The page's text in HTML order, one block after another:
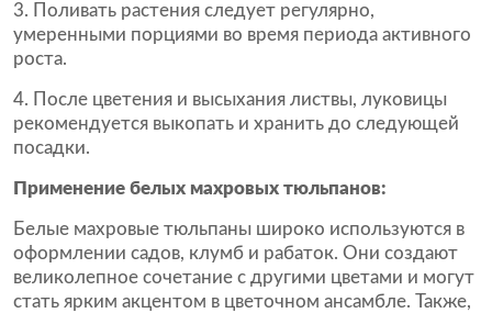
Поливать растения следует регулярно,
умеренными порциями во время периода активного
роста.
После цветения и высыхания листвы, луковицы
рекомендуется выкопать и хранить до следующей
посадки.
Применение белых махровых тюльпанов:
Белые махровые тюльпаны широко используются в
оформлении садов, клумб и рабаток. Они создают
великолепное сочетание с другими цветами и могут
стать ярким акцентом в цветочном ансамбле. Также,